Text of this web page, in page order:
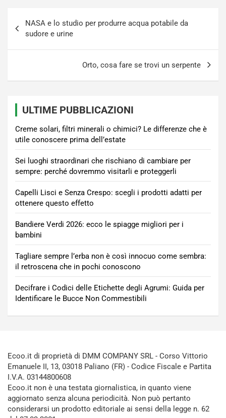
articoli
NASA e lo studio per produrre acqua potabile da
sudore e urine
Orto, cosa fare se trovi un serpente
ULTIME PUBBLICAZIONI
Creme solari, filtri minerali o chimici? Le differenze che è
utile conoscere prima dell’estate
Sei luoghi straordinari che rischiano di cambiare per
sempre: perché dovremmo visitarli e proteggerli
Capelli Lisci e Senza Crespo: scegli i prodotti adatti per
ottenere questo effetto
Bandiere Verdi 2026: ecco le spiagge migliori per i
bambini
Tagliare sempre l’erba non è così innocuo come sembra:
il retroscena che in pochi conoscono
Decifrare i Codici delle Etichette degli Agrumi: Guida per
Identificare le Bucce Non Commestibili
Ecoo.it di proprietà di DMM COMPANY SRL - Corso Vittorio
Emanuele II, 13, 03018 Paliano (FR) - Codice Fiscale e Partita
I.V.A. 03144800608
Ecoo.it non è una testata giornalistica, in quanto viene
aggiornato senza alcuna periodicità. Non può pertanto
considerarsi un prodotto editoriale ai sensi della legge n. 62